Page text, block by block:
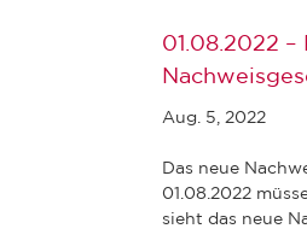
01.08.2022
Aug. 5, 2022
Das neue
01.08.2022
sieht das neue